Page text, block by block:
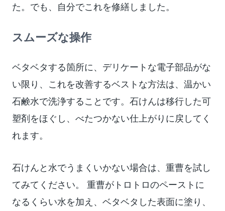
た。でも、自分でこれを修繕しました。
スムーズな操作
ベタベタする箇所に、デリケートな電子部品がな
い限り、これを改善するベストな方法は、温かい
石鹸水で洗浄することです。石けんは移行した可
塑剤をほぐし、べたつかない仕上がりに戻してく
れます。
石けんと水でうまくいかない場合は、重曹を試し
てみてください。 重曹がトロトロのペーストに
なるくらい水を加え、ベタベタした表面に塗り、